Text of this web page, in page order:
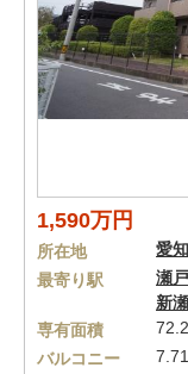
1,590万円
所在地 愛
最寄り駅
瀬
新
専有面積
バルコニー